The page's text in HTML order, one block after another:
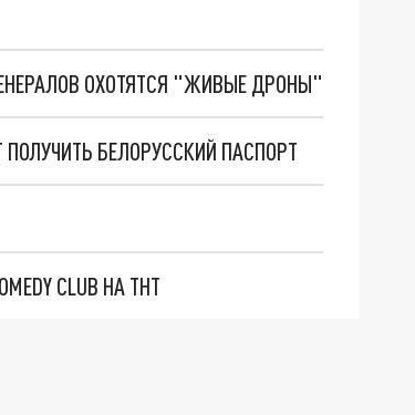
ОХОТЯТСЯ "ЖИВЫЕ ДРОНЫ"
БЕЛОРУССКИЙ ПАСПОРТ
CLUB НА ТНТ